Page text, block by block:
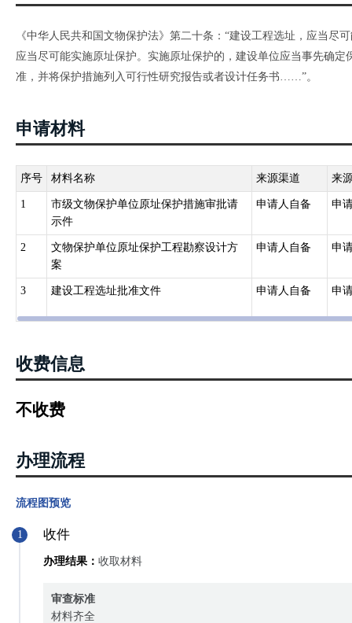
《中华人民共和国文物保护法》第二十条：“建设工程选址，应当
应当尽可能实施原址保护。实施原址保护的，建设单位应当事先确
准，并将保护措施列入可行性研究报告或者设计任务书……”。
申请材料
序号 材料名称 来源渠道 来
1
市级文物保护单位原址保护措施审批请
示件
申请人自备 申
2
文物保护单位原址保护工程勘察设计方
案
申请人自备 申
3 建设工程选址批准文件 申请人自备 申
收费信息
不收费
办理流程
流程图预览
1 收件
办理结果： 收取材料
审查标准
材料齐全